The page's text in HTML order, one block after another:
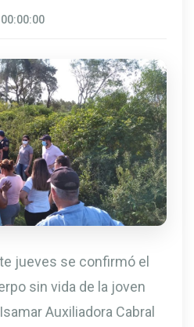
jueves se confirmó el
sin vida de la joven
Auxiliadora Cabral